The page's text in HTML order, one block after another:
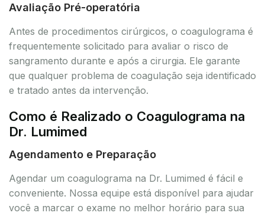
Avaliação Pré-operatória
Antes de procedimentos cirúrgicos, o coagulograma é
frequentemente solicitado para avaliar o risco de
sangramento durante e após a cirurgia. Ele garante
que qualquer problema de coagulação seja identificado
e tratado antes da intervenção.
Como é Realizado o Coagulograma na
Dr. Lumimed
Agendamento e Preparação
Agendar um coagulograma na Dr. Lumimed é fácil e
conveniente. Nossa equipe está disponível para ajudar
você a marcar o exame no melhor horário para sua